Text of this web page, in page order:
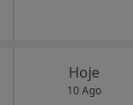
Hoje
10 Ago